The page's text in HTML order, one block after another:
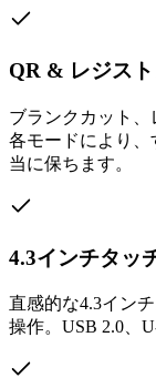
QR & レジス
ブランクカット
各モードにより
当に保ちます。
4.3インチタッ
直感的な4.3イン
操作。USB 2.0、